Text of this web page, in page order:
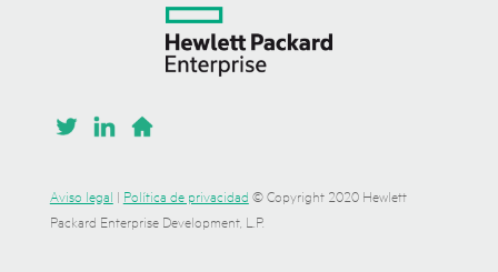
Aviso legal | Política de privacidad © Copyright 2020 Hewlett
Packard Enterprise Development, L.P.